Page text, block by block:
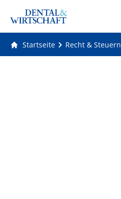
Startseite Recht & Steuern